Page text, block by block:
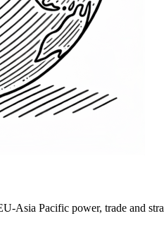
Asia Pacific power, trade and